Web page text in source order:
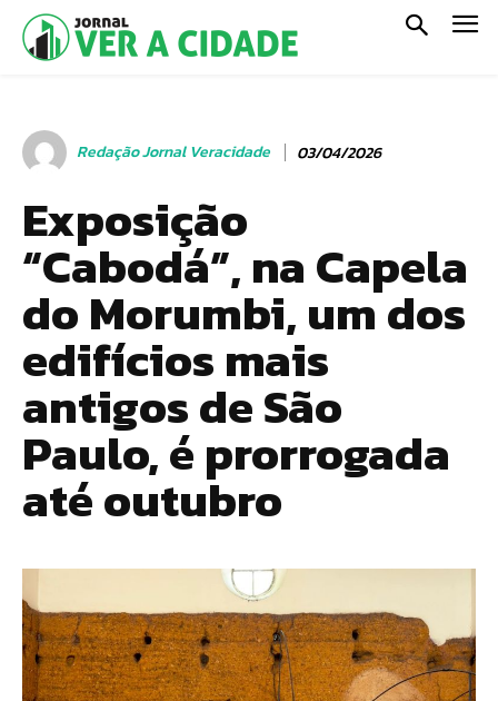
Redação Jornal Veracidade 03/04/2026
Exposição
“Cabodá”, na Capela
do Morumbi, um dos
edifícios mais
antigos de São
Paulo, é prorrogada
até outubro